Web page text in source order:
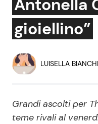
Dal Mondo
Economia
Politica
Antonella
gioiellino”
LUISELLA BIANCHI
Grandi ascolti per
teme rivali al